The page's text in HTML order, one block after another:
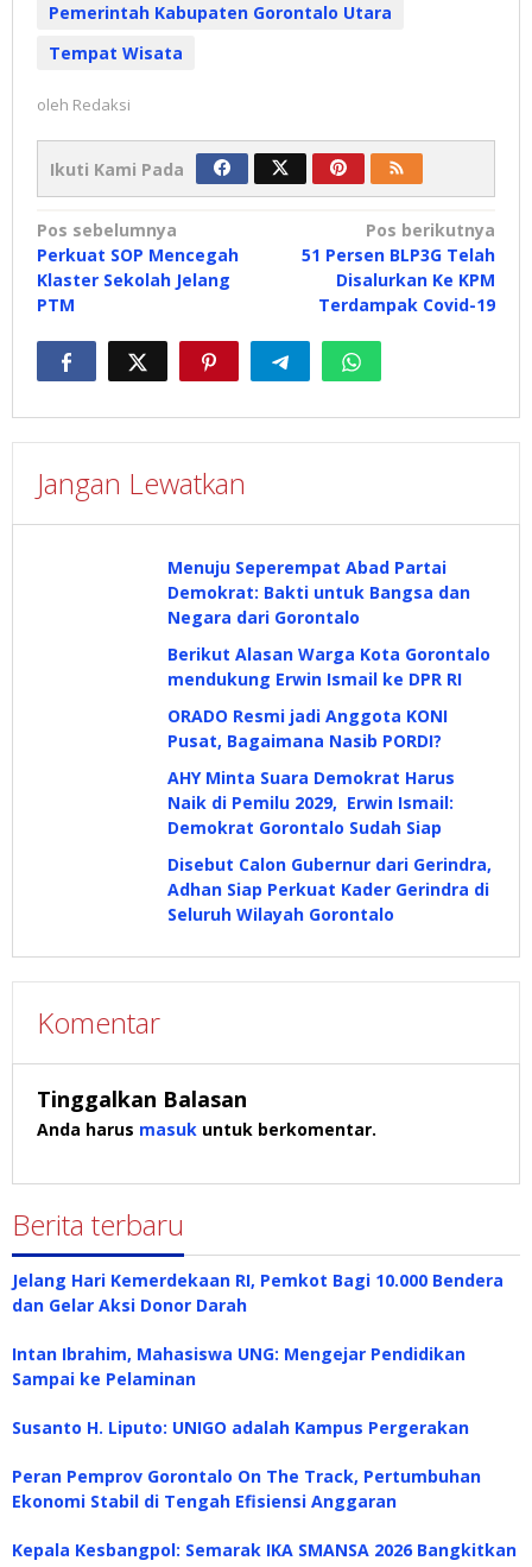
Pemerintah Kabupaten Gorontalo Utara
Tempat Wisata
oleh Redaksi
Ikuti Kami Pada
Navigasi
pos
Pos sebelumnya
Perkuat SOP Mencegah
Klaster Sekolah Jelang
PTM
Pos berikutnya
51 Persen BLP3G Telah
Disalurkan Ke KPM
Terdampak Covid-19
Jangan Lewatkan
Menuju Seperempat Abad Partai
Demokrat: Bakti untuk Bangsa dan
Negara dari Gorontalo
Berikut Alasan Warga Kota Gorontalo
mendukung Erwin Ismail ke DPR RI
ORADO Resmi jadi Anggota KONI
Pusat, Bagaimana Nasib PORDI?
AHY Minta Suara Demokrat Harus
Naik di Pemilu 2029, Erwin Ismail:
Demokrat Gorontalo Sudah Siap
Disebut Calon Gubernur dari Gerindra,
Adhan Siap Perkuat Kader Gerindra di
Seluruh Wilayah Gorontalo
Komentar
Tinggalkan Balasan
Anda harus masuk untuk berkomentar.
Berita terbaru
Jelang Hari Kemerdekaan RI, Pemkot Bagi 10.000 Bendera
dan Gelar Aksi Donor Darah
Intan Ibrahim, Mahasiswa UNG: Mengejar Pendidikan
Sampai ke Pelaminan
Susanto H. Liputo: UNIGO adalah Kampus Pergerakan
Peran Pemprov Gorontalo On The Track, Pertumbuhan
Ekonomi Stabil di Tengah Efisiensi Anggaran
Kepala Kesbangpol: Semarak IKA SMANSA 2026 Bangkitkan